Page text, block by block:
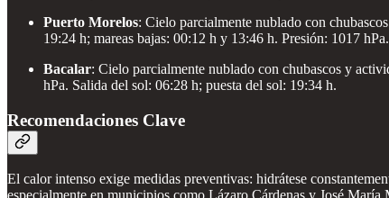
Puerto Morelos: Cielo parcialmente nublado con
19:24 h; mareas bajas: 00:12 h y 13:46 h. Presión: 1017
Bacalar: Cielo parcialmente nublado con chubascos y
hPa. Salida del sol: 06:28 h; puesta del sol: 19:34 h.
Recomendaciones Clave
El calor intenso exige medidas preventivas: hidrátese